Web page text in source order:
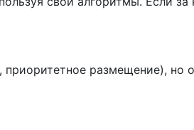
размещение), но